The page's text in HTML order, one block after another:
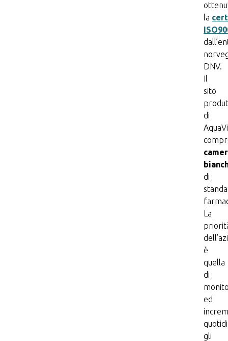
la
DNV.
Il
sito
di
di
La
è
quella
di
ed
gli